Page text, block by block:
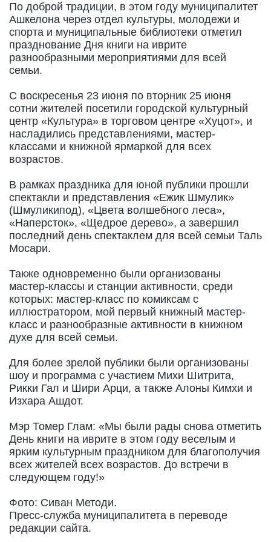
По доброй традиции, в этом году муниципалитет
Ашкелона через отдел культуры, молодежи и
спорта и муниципальные библиотеки отметил
празднование Дня книги на иврите
разнообразными мероприятиями для всей
семьи.
С воскресенья 23 июня по вторник 25 июня
сотни жителей посетили городской культурный
центр «Культура» в торговом центре «Хуцот», и
насладились представлениями, мастер-
классами и книжной ярмаркой для всех
возрастов.
В рамках праздника для юной публики прошли
спектакли и представления «Ежик Шмулик»
(Шмуликипод), «Цвета волшебного леса»,
«Наперсток», «Щедрое дерево», а завершил
последний день спектаклем для всей семьи Таль
Мосари.
Также одновременно были организованы
мастер-классы и станции активности, среди
которых: мастер-класс по комиксам с
иллюстратором, мой первый книжный мастер-
класс и разнообразные активности в книжном
духе для всей семьи.
Для более зрелой публики были организованы
шоу и программа с участием Михи Шитрита,
Рикки Гал и Шири Арци, а также Алоны Кимхи и
Изхара Ашдот.
Мэр Томер Глам: «Мы были рады снова отметить
День книги на иврите в этом году веселым и
ярким культурным праздником для благополучия
всех жителей всех возрастов. До встречи в
следующем году!»
Фото: Сиван Методи.
Пресс-служба муниципалитета в переводе
редакции сайта.